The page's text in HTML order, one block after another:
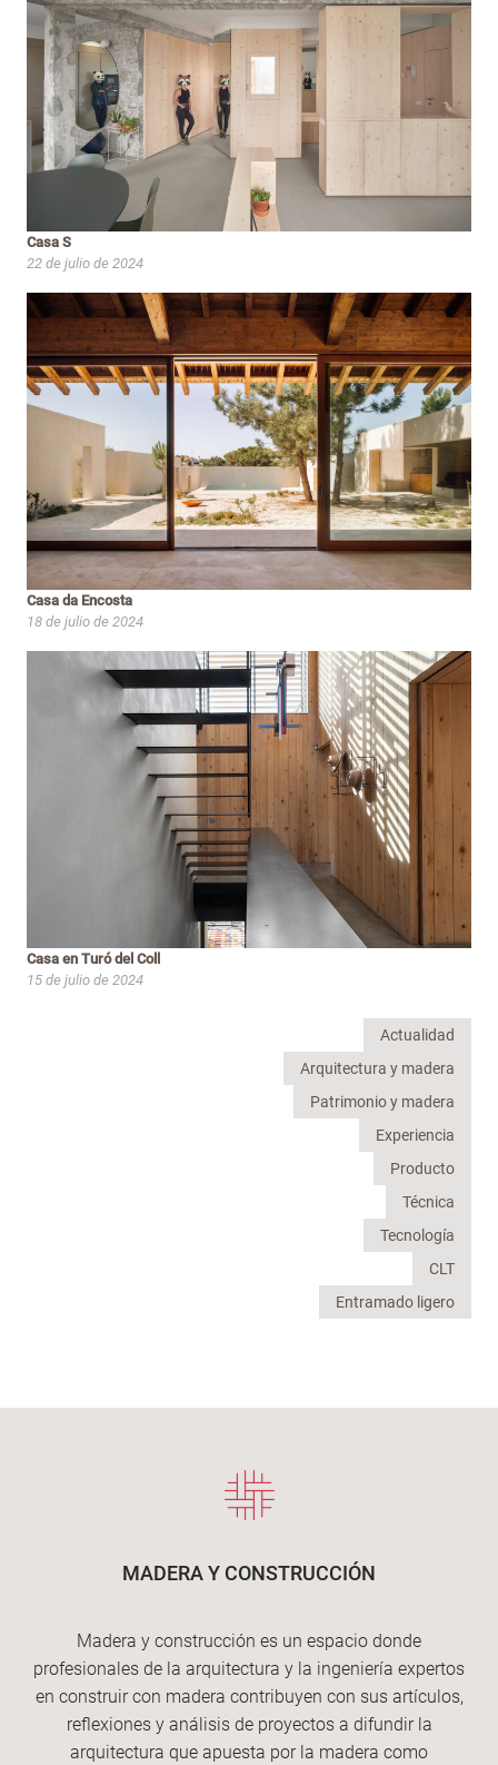
Casa S
22 de julio de 2024
Casa da Encosta
18 de julio de 2024
Casa en Turó del Coll
15 de julio de 2024
Actualidad
Arquitectura y madera
Patrimonio y madera
Experiencia
Producto
Técnica
Tecnología
CLT
Entramado ligero
MADERA Y CONSTRUCCIÓN
Madera y construcción es un espacio donde
profesionales de la arquitectura y la ingeniería expertos
en construir con madera contribuyen con sus artículos,
reflexiones y análisis de proyectos a difundir la
arquitectura que apuesta por la madera como